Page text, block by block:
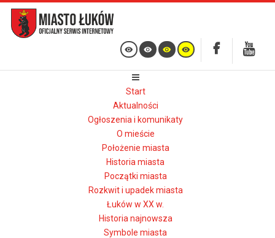
Start
Aktualności
Ogłoszenia i komunikaty
O mieście
Położenie miasta
Historia miasta
Początki miasta
Rozkwit i upadek miasta
Łuków w XX w.
Historia najnowsza
Symbole miasta